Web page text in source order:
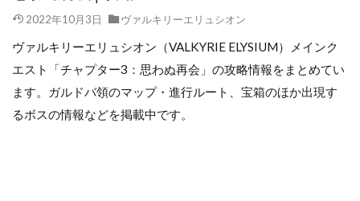
2022年10月3日 ヴァルキリーエリュシオン
ヴァルキリーエリュシオン（VALKYRIE ELYSIUM）メインク
エスト「チャプター3：思わぬ再会」の攻略情報をまとめてい
ます。ガルドバ領のマップ・進行ルート、宝箱のほか出現す
るボスの情報などを掲載中です。